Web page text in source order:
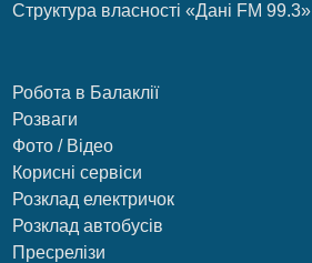
Структура власності «Дані FM 99.3»
Робота в Балаклії
Розваги
Фото / Відео
Корисні сервіси
Розклад електричок
Розклад автобусів
Пресрелізи